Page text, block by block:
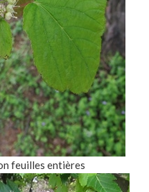
feuilles entières